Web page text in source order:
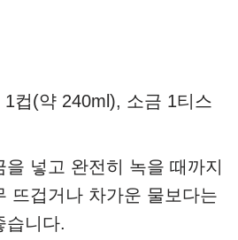
컵(약 240ml), 소금 1티스
넣고 완전히 녹을 때까지
뜨겁거나 차가운 물보다는
습니다.